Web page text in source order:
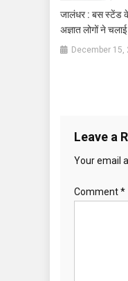
जालंधर : बस स्टेंड
अज्ञात लोगों ने
December 15,
Leave a
Your email
Comment*